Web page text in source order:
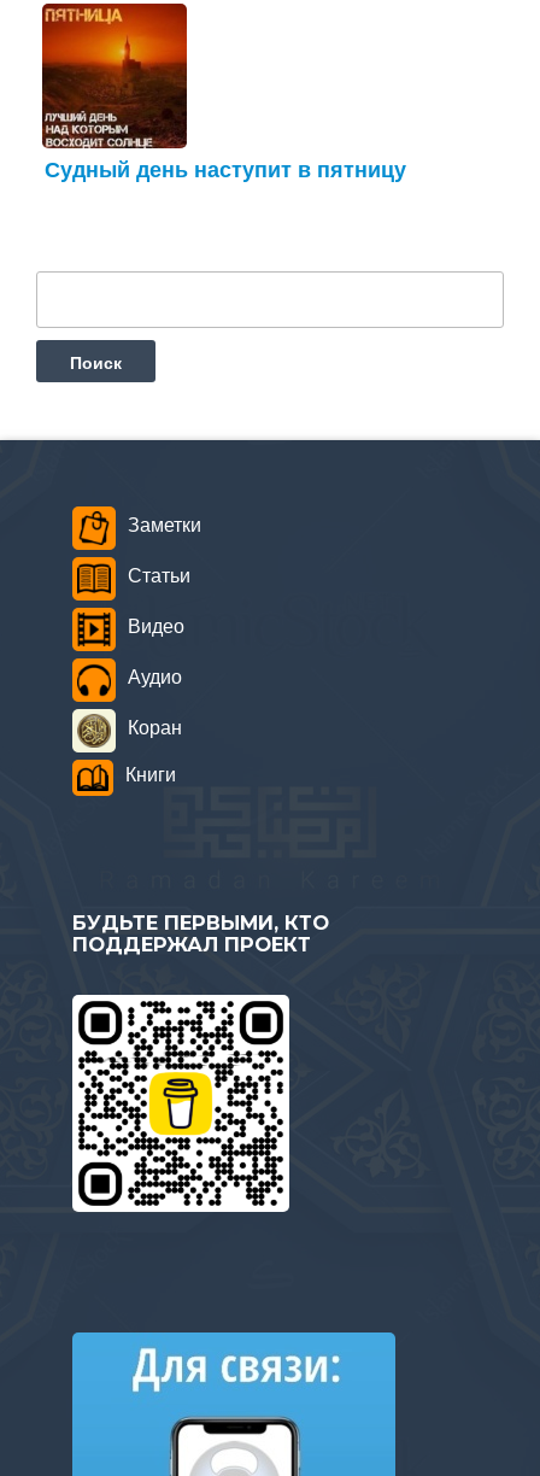
Судный день наступит в пятницу
Заметки
Статьи
Видео
Аудио
Коран
Книги
БУДЬТЕ ПЕРВЫМИ, КТО
ПОДДЕРЖАЛ ПРОЕКТ